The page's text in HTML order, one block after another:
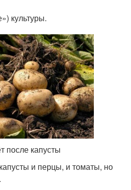
культуры.
после капусты
и перцы, и томаты, но